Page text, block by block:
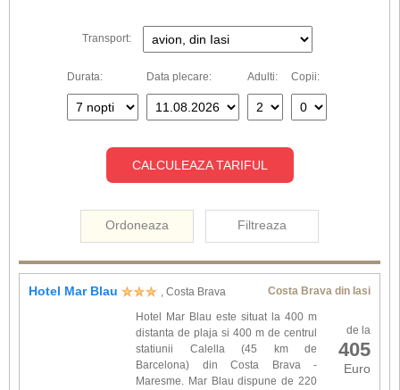
Transport:
Durata: Data plecare: Adulti: Copii:
CALCULEAZA TARIFUL
Ordoneaza Filtreaza
Hotel Mar Blau , Costa Brava Costa Brava din Iasi
de la
405
Euro
Hotel Mar Blau este situat la 400 m
distanta de plaja si 400 m de centrul
statiunii Calella (45 km de
Barcelona) din Costa Brava -
Maresme. Mar Blau dispune de 220